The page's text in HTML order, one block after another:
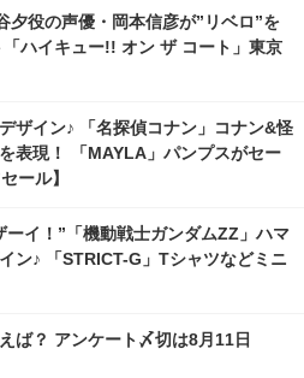
夕役の声優・岡本信彦が”リベロ”を
ハイキュー!! オン ザ コート」東京
ザイン♪ 「名探偵コナン」コナン&怪
表現！ 「MAYLA」パンプスがセー
ール】
ーイ！”「機動戦士ガンダムZZ」ハマ
ン♪ 「STRICT-G」Tシャツなどミニ
ば？ アンケート〆切は8月11日